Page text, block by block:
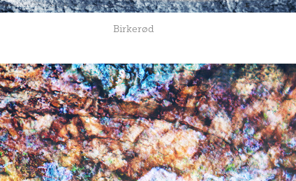
Birkerød